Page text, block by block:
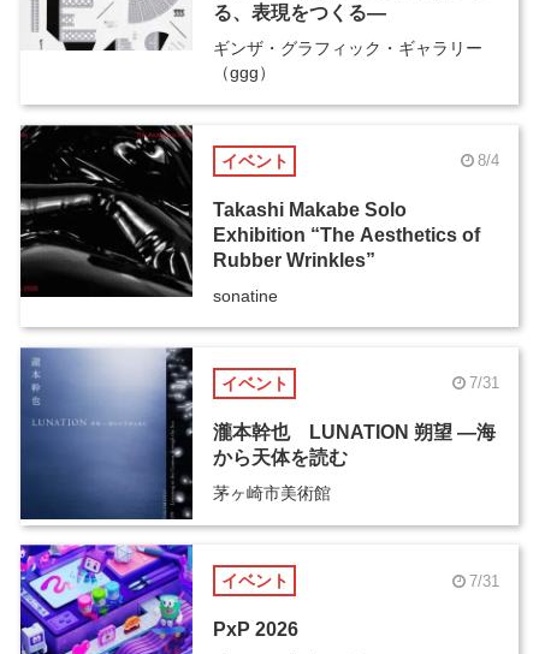
る、表現をつくる―
ギンザ・グラフィック・ギャラリー
（ggg）
イベント 8/4
Takashi Makabe Solo
Exhibition “The Aesthetics of
Rubber Wrinkles”
sonatine
イベント 7/31
瀧本幹也 LUNATION 朔望 ―海
から天体を読む
茅ヶ崎市美術館
イベント 7/31
PxP 2026